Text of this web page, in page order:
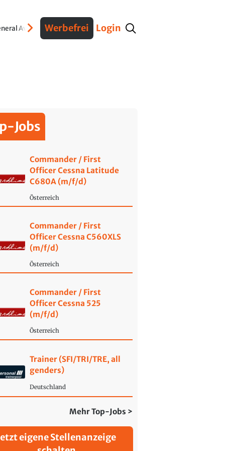
AviationVerteidigungInterviews Fracht
Werbefrei Login
Jobs
Commander / First
Officer Cessna Latitude
C680A (m/f/d)
Österreich
Commander / First
Officer Cessna C560XLS
(m/f/d)
Österreich
Commander / First
Officer Cessna 525
(m/f/d)
Österreich
Trainer (SFI/TRI/TRE, all
genders)
Deutschland
Mehr Top-Jobs >
eigene Stellenanzeige